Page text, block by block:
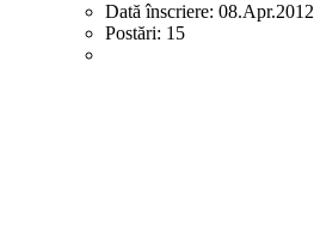
Dată înscriere: 08.Apr.2012
Postări: 15